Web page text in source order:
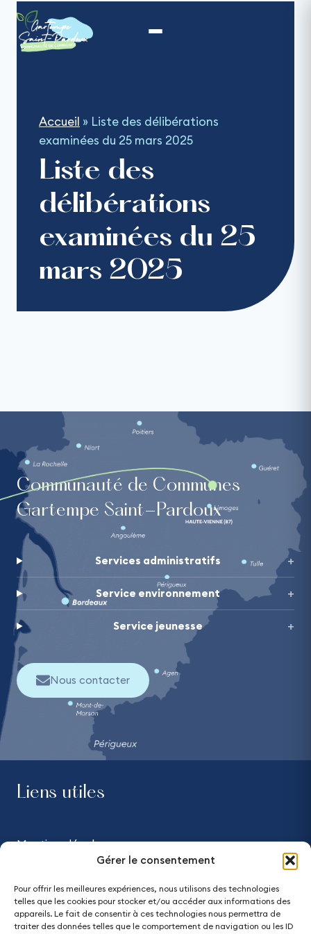
Gérer le consentement
Pour offrir les meilleures expériences, nous utilisons des technologies
telles que les cookies pour stocker et/ou accéder aux informations des
appareils. Le fait de consentir à ces technologies nous permettra de
traiter des données telles que le comportement de navigation ou les ID
contenu
Accueil » Liste des délibérations
examinées du 25 mars 2025
Liste des
délibérations
examinées du 25
mars 2025
Communauté de Communes
Gartempe Saint-Pardoux
Services administratifs
Service environnement
Service jeunesse
Nous contacter
Liens utiles
Mentions légales
Accessibilité - partiellement conforme